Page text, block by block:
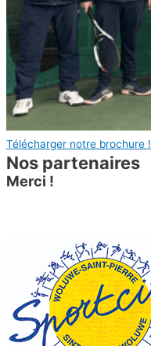
Télécharger notre brochure !
Nos partenaires
Merci !